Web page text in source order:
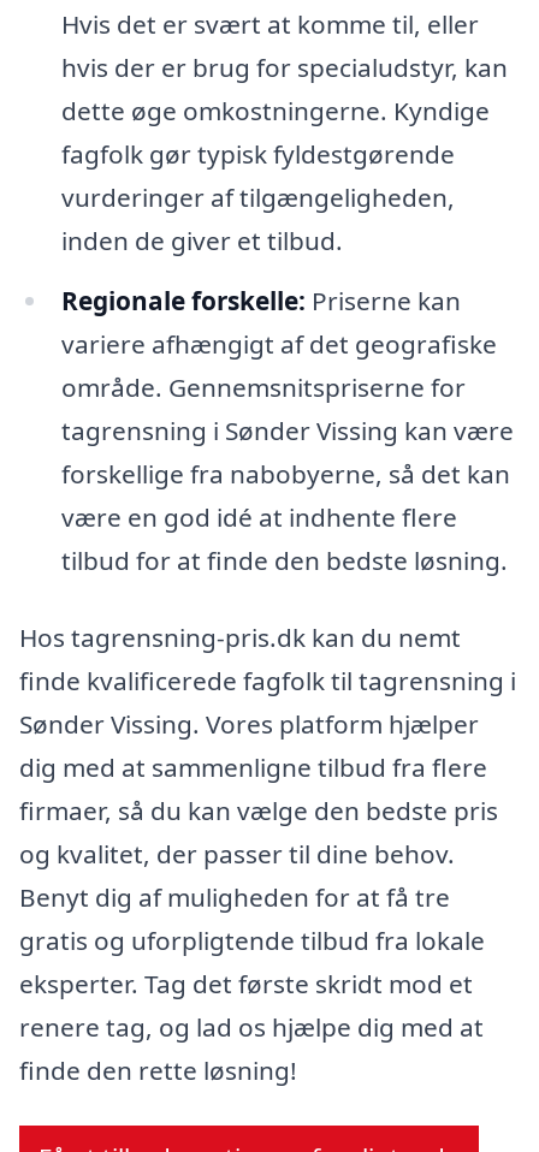
Hvis det er svært at komme til, eller
hvis der er brug for specialudstyr, kan
dette øge omkostningerne. Kyndige
fagfolk gør typisk fyldestgørende
vurderinger af tilgængeligheden,
inden de giver et tilbud.
Regionale forskelle: Priserne kan
variere afhængigt af det geografiske
område. Gennemsnitspriserne for
tagrensning i Sønder Vissing kan være
forskellige fra nabobyerne, så det kan
være en god idé at indhente flere
tilbud for at finde den bedste løsning.
Hos tagrensning-pris.dk kan du nemt
finde kvalificerede fagfolk til tagrensning i
Sønder Vissing. Vores platform hjælper
dig med at sammenligne tilbud fra flere
firmaer, så du kan vælge den bedste pris
og kvalitet, der passer til dine behov.
Benyt dig af muligheden for at få tre
gratis og uforpligtende tilbud fra lokale
eksperter. Tag det første skridt mod et
renere tag, og lad os hjælpe dig med at
finde den rette løsning!